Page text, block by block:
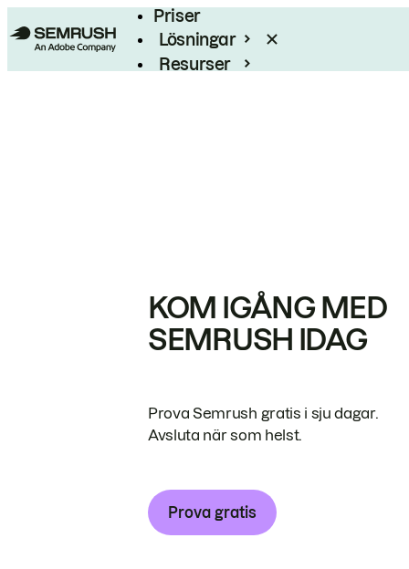
Priser
Lösningar
Resurser
KOM IGÅNG MED
SEMRUSH IDAG
Prova Semrush gratis i sju dagar.
Avsluta när som helst.
Prova gratis